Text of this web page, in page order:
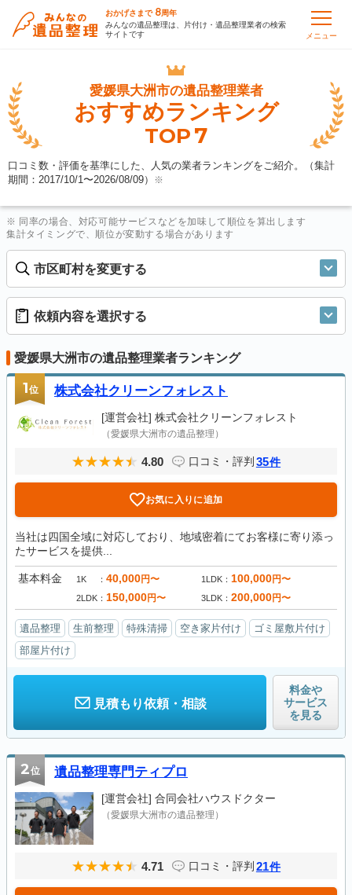
おかげさまで 8周年
みんなの遺品整理は、片付け・遺品整理業者の検索
サイトです
メニュー
愛媛県大洲市の遺品整理業者
おすすめランキング
TOP7
口コミ数・評価を基準にした、人気の業者ランキングをご紹介。（集計
期間：2017/10/1〜2026/08/09） ※
※ 同率の場合、対応可能サービスなどを加味して順位を算出します
集計タイミングで、順位が変動する場合があります
市区町村を変更する
依頼内容を選択する
愛媛県大洲市の遺品整理業者ランキング
1位 株式会社クリーンフォレスト
[運営会社] 株式会社クリーンフォレスト
（愛媛県大洲市の遺品整理）
4.80 口コミ・評判 35件
お気に入りに追加
当社は四国全域に対応しており、地域密着にてお客様に寄り添っ
たサービスを提供...
基本料金 1K 40,000円〜 1LDK 100,000円〜
2LDK 150,000円〜 3LDK 200,000円〜
遺品整理 生前整理 特殊清掃 空き家片付け
ゴミ屋敷片付け
部屋片付け
見積もり依頼・相談
料金や
サービス
を見る
2位 遺品整理専門ティプロ
[運営会社] 合同会社ハウスドクター
（愛媛県大洲市の遺品整理）
4.71 口コミ・評判 21件